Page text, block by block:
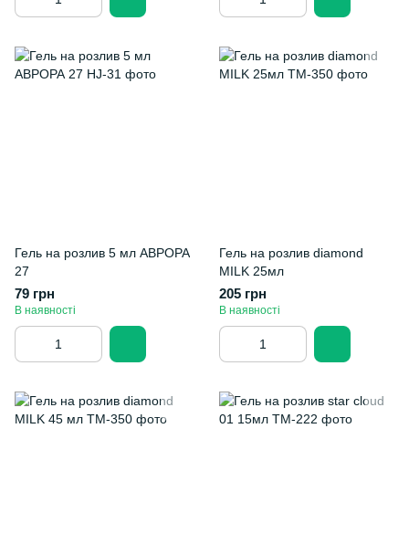
Гель на розлив 5 мл АВРОРА
27
79 грн
В наявності
Гель на розлив diamond
MILK 25мл
205 грн
В наявності